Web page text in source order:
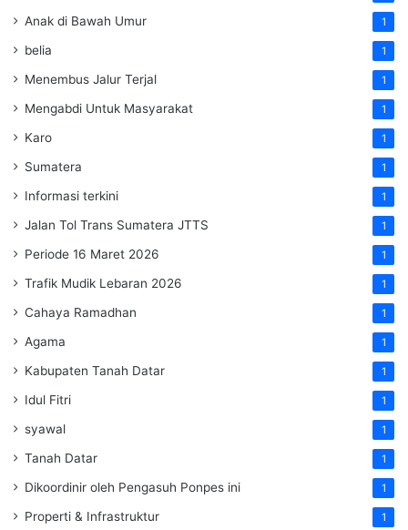
Anak di Bawah Umur 1
belia 1
Menembus Jalur Terjal 1
Mengabdi Untuk Masyarakat 1
Karo 1
Sumatera 1
Informasi terkini 1
Jalan Tol Trans Sumatera JTTS 1
Periode 16 Maret 2026 1
Trafik Mudik Lebaran 2026 1
Cahaya Ramadhan 1
Agama 1
Kabupaten Tanah Datar 1
Idul Fitri 1
syawal 1
Tanah Datar 1
Dikoordinir oleh Pengasuh Ponpes ini 1
Properti & Infrastruktur 1